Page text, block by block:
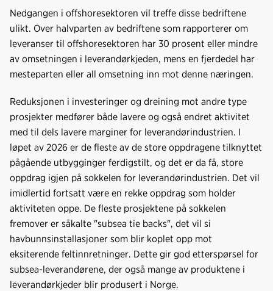
Nedgangen i offshoresektoren vil treffe disse bedriftene
ulikt. Over halvparten av bedriftene som rapporterer om
leveranser til offshoresektoren har 30 prosent eller mindre
av omsetningen i leverandørkjeden, mens en fjerdedel har
mesteparten eller all omsetning inn mot denne næringen.
Reduksjonen i investeringer og dreining mot andre type
prosjekter medfører både lavere og også endret aktivitet
med til dels lavere marginer for leverandørindustrien. I
løpet av 2026 er de fleste av de store oppdragene tilknyttet
pågående utbygginger ferdigstilt, og det er da få, store
oppdrag igjen på sokkelen for leverandørindustrien. Det vil
imidlertid fortsatt være en rekke oppdrag som holder
aktiviteten oppe. De fleste prosjektene på sokkelen
fremover er såkalte "subsea tie backs", det vil si
havbunnsinstallasjoner som blir koplet opp mot
eksiterende feltinnretninger. Dette gir god etterspørsel for
subsea-leverandørene, der også mange av produktene i
leverandørkjeder blir produsert i Norge.